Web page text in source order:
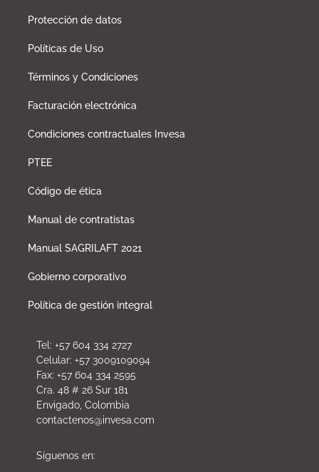
Protección de datos
Políticas de Uso
Términos y Condiciones
Facturación electrónica
Condiciones contractuales Invesa
PTEE
Código de ética
Manual de contratistas
Manual SAGRILAFT 2021
Gobierno corporativo
Política de gestión integral
Tel: +57 604 334 2727
Celular: +57 3009109094
Fax: +57 604 334 2595
Cra. 48 # 26 Sur 181
Envigado, Colombia
contactenos@invesa.com
Síguenos en: